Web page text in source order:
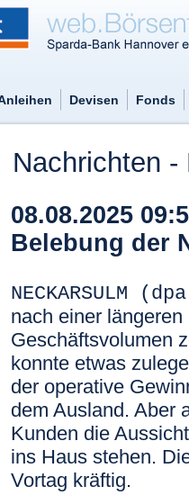
Devisen Fonds
Nachrichten
08.08.2025
Belebung der
NECKARSULM
nach einer
Geschäftsvolumen
konnte etwas
der operative
dem Ausland. Aber
Kunden die
ins Haus stehen.
Vortag kräftig.